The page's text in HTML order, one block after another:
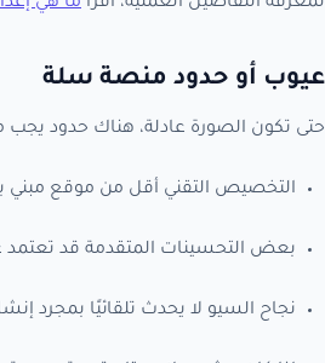
لمعرفة التفاصيل العملية، اقرأ ما هي
عيوب أو حدود منصة سلة
حتى تكون الصورة عادلة، هناك حدود يجب
التخصيص التقني أقل من موقع مبني
بعض التحسينات المتقدمة قد
نجاح السيو لا يحدث تلقائيًا بمجرد